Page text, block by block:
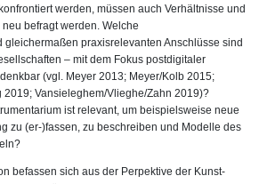
werden, müssen auch Verhältnisse und
befragt werden. Welche
praxisrelevanten Anschlüsse sind
– mit dem Fokus postdigitaler
(vgl. Meyer 2013; Meyer/Kolb 2015;
2019; Vansieleghem/Vlieghe/Zahn 2019)?
ist relevant, um beispielsweise neue
zu (er-)fassen, zu beschreiben und Modelle des
befassen sich aus der Perpektive der Kunst-